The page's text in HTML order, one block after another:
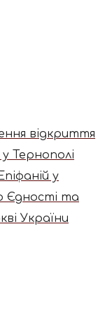
відкриття
Тернополі
у
Єдності та
України